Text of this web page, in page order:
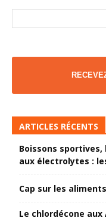
ARTICLES RÉCENTS
Boissons
aux électrolytes :
Cap sur les
Le chlordécone